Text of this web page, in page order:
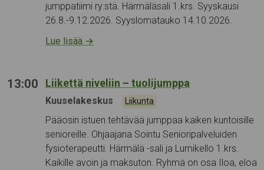
jumppatiimi ry:stä. Härmäläsali 1.krs. Syyskausi
26.8.-9.12.2026. Syyslomatauko 14.10.2026.
Lue lisää →
13:00 Liikettä niveliin – tuolijumppa
Tapahtumapaikka:
Kuuselakeskus Kategoriat:
Liikunta
Pääosin istuen tehtävää jumppaa kaiken kuntoisille
senioreille. Ohjaajana Sointu Senioripalveluiden
fysioterapeutti. Härmälä -sali ja Lumikello 1.krs.
Kaikille avoin ja maksuton. Ryhmä on osa Iloa, eloa